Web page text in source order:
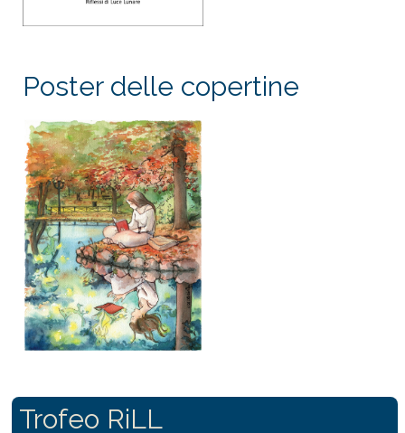
Poster delle copertine
Trofeo RiLL